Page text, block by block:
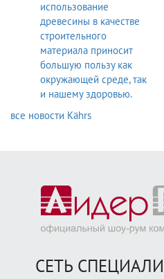
использование
древесины в качестве
строительного
материала приносит
большую пользу как
окружающей среде, так
и нашему здоровью.
все новости Kährs
СЕТЬ